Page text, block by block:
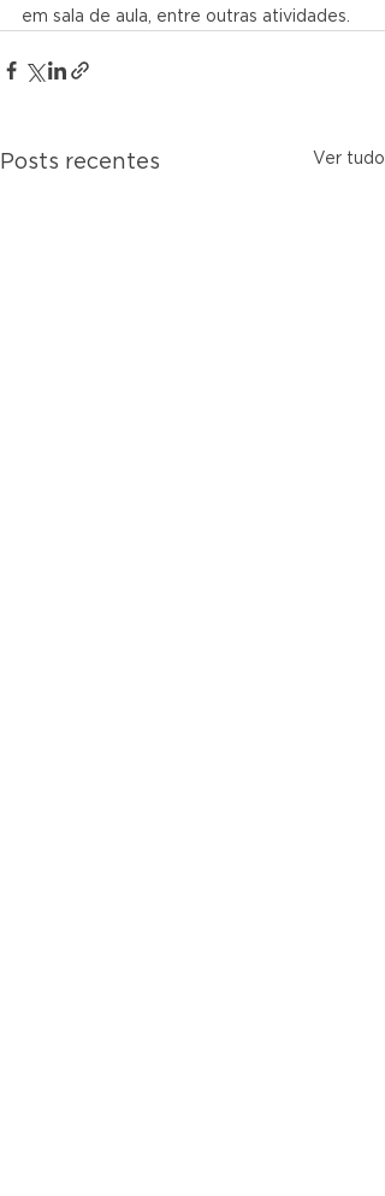
em sala de aula, entre outras atividades.
Posts recentes Ver tudo